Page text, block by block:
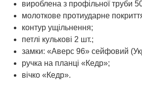
вироблена з профільної труби
молоткове протиударне
контур ущільнення;
петлі кулькові 2 шт.;
замки: «Аверс 96» сейфовий
ручка на планці «Кедр»;
вічко «Кедр».